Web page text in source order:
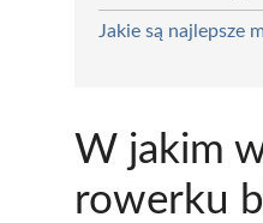
Jakie są najlepsze
W jakim
rowerku